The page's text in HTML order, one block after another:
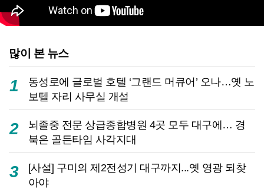
많이 본 뉴스
1
동성로에 글로벌 호텔 ‘그랜드 머큐어’ 오나…옛 노
보텔 자리 사무실 개설
2
뇌졸중 전문 상급종합병원 4곳 모두 대구에… 경
북은 골든타임 사각지대
3
[사설] 구미의 제2전성기 대구까지...옛 영광 되찾
아야